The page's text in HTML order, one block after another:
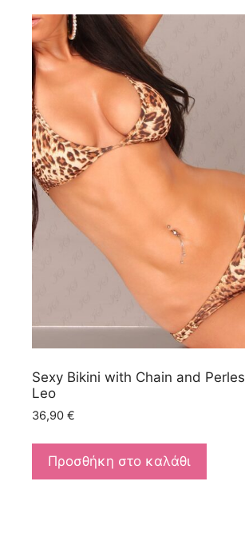
Sexy Bikini with Chain and Perles
Leo
36,90 €
Προσθήκη στο καλάθι